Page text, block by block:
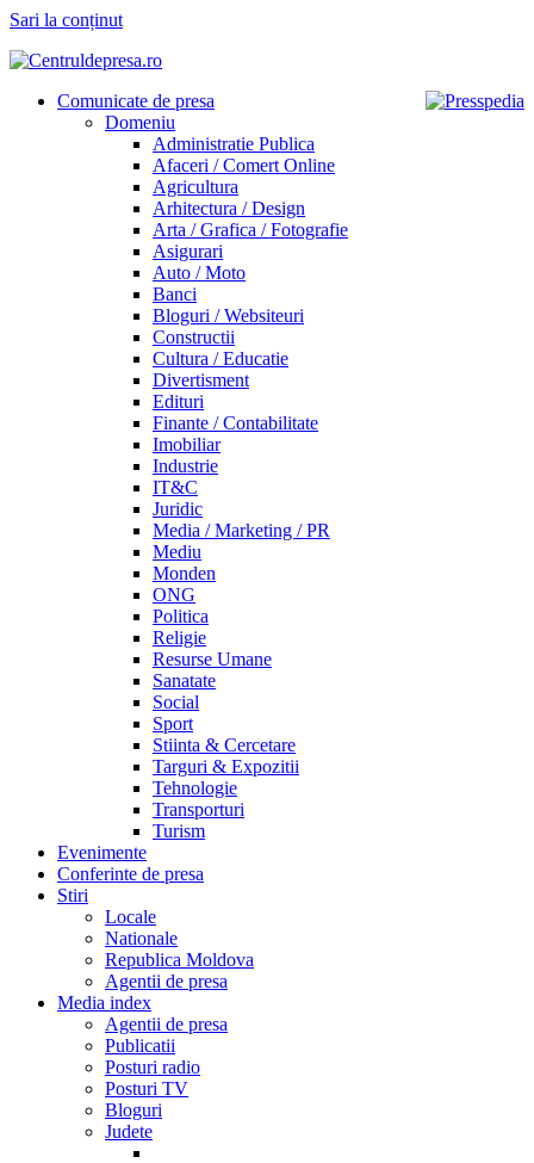
Sari la conținut
Comunicate de presa
Domeniu
Administratie Publica
Afaceri / Comert Online
Agricultura
Arhitectura / Design
Arta / Grafica / Fotografie
Asigurari
Auto / Moto
Banci
Bloguri / Websiteuri
Constructii
Cultura / Educatie
Divertisment
Edituri
Finante / Contabilitate
Imobiliar
Industrie
IT&C
Juridic
Media / Marketing / PR
Mediu
Monden
ONG
Politica
Religie
Resurse Umane
Sanatate
Social
Sport
Stiinta & Cercetare
Targuri & Expozitii
Tehnologie
Transporturi
Turism
Evenimente
Conferinte de presa
Stiri
Locale
Nationale
Republica Moldova
Agentii de presa
Media index
Agentii de presa
Publicatii
Posturi radio
Posturi TV
Bloguri
Judete